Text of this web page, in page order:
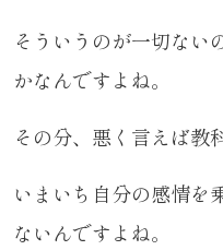
そういうのが一切ない
かなんですよね。
その分、悪く言えば教
いまいち自分の感情を
ないんですよね。